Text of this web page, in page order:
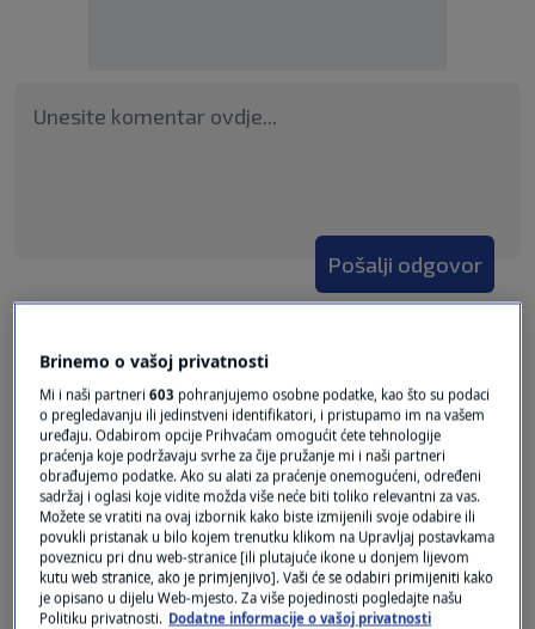
Pošalji odgovor
Pošalji
Brinemo o vašoj privatnosti
Mi i naši partneri603 pohranjujemo osobne podatke, kao što su podaci
o pregledavanju ili jedinstveni identifikatori, i pristupamo im na vašem
uređaju. Odabirom opcije Prihvaćam omogućit ćete tehnologije
praćenja koje podržavaju svrhe za čije pružanje mi i naši partneri
obrađujemo podatke. Ako su alati za praćenje onemogućeni, određeni
sadržaj i oglasi koje vidite možda više neće biti toliko relevantni za vas.
Možete se vratiti na ovaj izbornik kako biste izmijenili svoje odabire ili
povukli pristanak u bilo kojem trenutku klikom na Upravljaj postavkama
poveznicu pri dnu web-stranice [ili plutajuće ikone u donjem lijevom
kutu web stranice, ako je primjenjivo]. Vaši će se odabiri primijeniti kako
je opisano u dijelu Web-mjesto. Za više pojedinosti pogledajte našu
Politiku privatnosti. Dodatne informacije o vašoj privatnosti